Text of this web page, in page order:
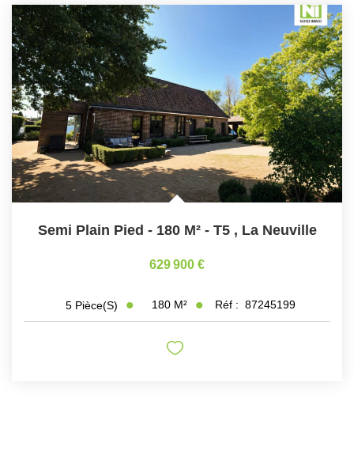
Qui Sommes Nous
Notre Équipe
Nous Rejoindre
Nos Partenaires
Nos Actualités
Avis Clients
CONTACT
Semi Plain Pied - 180 M² - T5 , La Neuville
629 900 €
5 Pièce(s) 180 M² Réf : 87245199